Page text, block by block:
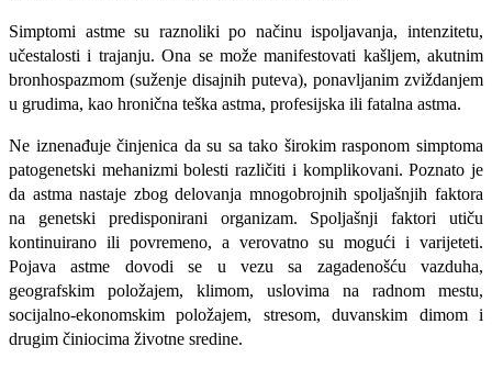
Simptomi astme su ra­znoliki po načinu ispoljavanja, intenzitetu,
učestalosti i trajanju. Ona se može manifestovati kašljem, akutnim
bronhospazmom (suženje disajnih puteva), ponavljanim zviždanjem
u grudima, kao hronična teška astma, profesijska ili fatalna ast­ma.
Ne iznenađuje činjenica da su sa tako ši­rokim rasponom simptoma
patogenetski mehanizmi bolesti različiti i komplikovani. Poznato je
da astma nastaje zbog delovanja mnogobrojnih spoljašnjih faktora
na genet­ski predisponirani organizam. Spoljašnji fak­tori utiču
kontinuirano ili povremeno, a verovatno su mogući i varijeteti.
Pojava astme dovodi se u vezu sa zagadenošću vazduha,
geografskim položajem, klimom, uslovima na radnom mestu,
socijalno-ekonomskim položajem, stresom, duvanskim dimom i
drugim činiocima životne sredine.